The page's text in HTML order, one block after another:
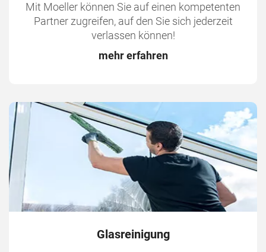
Mit Moeller können Sie auf einen kompetenten
Partner zugreifen, auf den Sie sich jederzeit
verlassen können!
mehr erfahren
Glasreinigung